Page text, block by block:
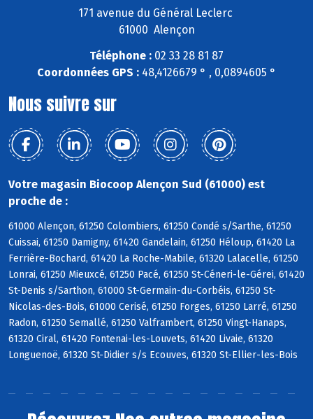
171 avenue du Général Leclerc
61000 Alençon
Téléphone : 02 33 28 81 87
Coordonnées GPS : 48,4126679 ° , 0,0894605 °
Nous suivre sur
Votre magasin Biocoop Alençon Sud (61000) est
proche de :
61000 Alençon, 61250 Colombiers, 61250 Condé s/Sarthe, 61250
Cuissai, 61250 Damigny, 61420 Gandelain, 61250 Héloup, 61420 La
Ferrière-Bochard, 61420 La Roche-Mabile, 61320 Lalacelle, 61250
Lonrai, 61250 Mieuxcé, 61250 Pacé, 61250 St-Céneri-le-Gérei, 61420
St-Denis s/Sarthon, 61000 St-Germain-du-Corbéis, 61250 St-
Nicolas-des-Bois, 61000 Cerisé, 61250 Forges, 61250 Larré, 61250
Radon, 61250 Semallé, 61250 Valframbert, 61250 Vingt-Hanaps,
61320 Ciral, 61420 Fontenai-les-Louvets, 61420 Livaie, 61320
Longuenoë, 61320 St-Didier s/s Ecouves, 61320 St-Ellier-les-Bois